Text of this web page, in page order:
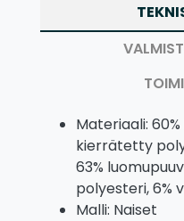
Materiaali:
kierrätetty
63%
polyesteri, 6%
Malli: Naiset